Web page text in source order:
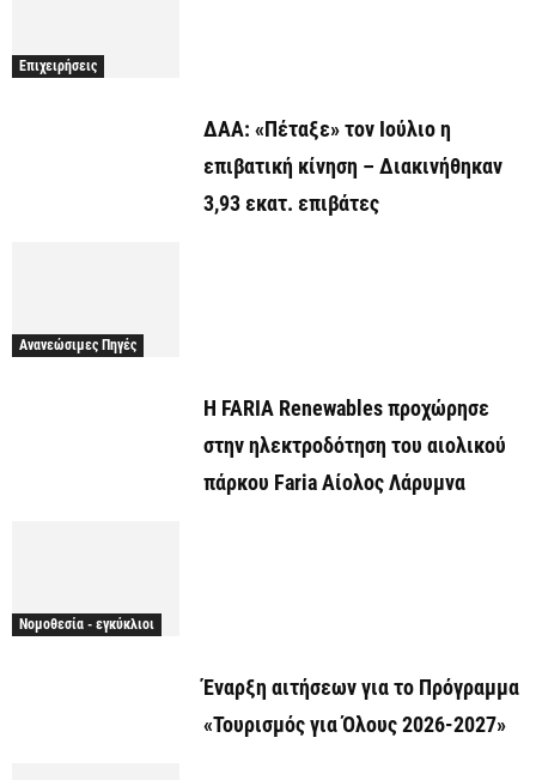
Επιχειρήσεις
ΔΑΑ: «Πέταξε» τον Ιούλιο η
επιβατική κίνηση – Διακινήθηκαν
3,93 εκατ. επιβάτες
Ανανεώσιμες Πηγές
Η FARIA Renewables προχώρησε
στην ηλεκτροδότηση του αιολικού
πάρκου Faria Αίολος Λάρυμνα
Νομοθεσία - εγκύκλιοι
Έναρξη αιτήσεων για το Πρόγραμμα
«Τουρισμός για Όλους 2026-2027»